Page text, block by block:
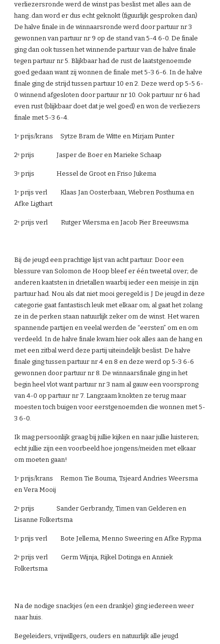
verliezersronde werd de winst pas beslist met alles aan de
hang..dan word er dus echt geknokt (figuurlijk gesproken dan)
De halve finale in de winnaarsronde werd door partuur nr 3
gewonnen van partuur nr 9 op de stand van 5-4 6-0. De finale
ging dan ook tussen het winnende partuur van de halve finale
tegen partuur nr 5. Blijkbaar had de rust de laatstgenoemde
goed gedaan want zij wonnen de finale met 5-3 6-6. In de halve
finale ging de strijd tussen partuur 10 en 2. Deze werd op 5-5 6-
0 winnend afgesloten door partuur nr 10. Ook partuur nr 6 had
even rust (blijkbaar doet dat je wel goed) en won de verliezers
finale met 5-3 6-4.
1e prijs/krans     Sytze Bram de Witte en Mirjam Punter
2e prijs               Jasper de Boer en Marieke Schaap
3e prijs               Hessel de Groot en Friso Jukema
1e prijs verl         Klaas Jan Oosterbaan, Wiebren Posthuma en
Afke Ligthart
2e prijs verl         Rutger Wiersma en Jacob Pier Breeuwsma
Bij de jeugd een prachtige lijst van acht partuur. Door een
blessure van Solomon de Hoop bleef er één tweetal over; de
anderen kaatsten in drietallen waarbij ieder een meisje in zijn
partuur had. Nou als dat niet mooi geregeld is J De jeugd in deze
categorie gaat fantastisch leuk met elkaar om; al gaat het zolang
ze in de perken staan natuurlijk zeker om de winst. Het waren
spannende partijen en veelal werden de “eersten” om en om
verdeeld. In de halve finale kwam hier ook alles aan de hang en
met een zitbal werd deze partij uiteindelijk beslist. De halve
finale ging tussen partuur nr 4 en 8 en deze werd op 5-3 6-6
gewonnen door partuur nr 8. De winnaarsfinale ging in het
begin heel vlot want partuur nr 3 nam al gauw een voorsprong
van 4-0 op partuur nr 7. Langzaam knokten ze terug maar
moesten toch buigen voor eerstgenoemden die wonnen met 5-
3 6-0.
Ik mag persoonlijk graag bij jullie kijken en naar jullie luisteren;
echt jullie zijn een voorbeeld hoe jongens/meiden met elkaar
om moeten gaan!
1e prijs/krans     Remon Tie Bouma, Tsjeard Andries Weersma
en Vera Mooij
2e prijs               Sander Gerbrandy, Timen van Gelderen en
Lisanne Folkertsma
1e prijs verl         Bote Jellema, Menno Sweering en Afke Rypma
2e prijs verl         Germ Wijnja, Rijkel Dotinga en Anniek
Folkertsma
Na de nodige snackjes (en een drankje) ging iedereen weer
naar huis.
Begeleiders, vrijwillgers, ouders en natuurlijk alle jeugd